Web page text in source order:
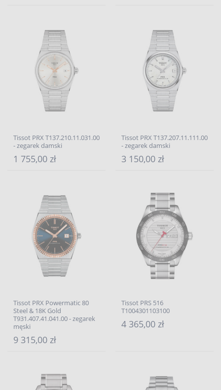
Tissot PRX T137.210.11.031.00
- zegarek damski
1 755,00 zł
Tissot PRX T137.207.11.111.00
- zegarek damski
3 150,00 zł
Tissot PRX Powermatic 80
Steel & 18K Gold
T931.407.41.041.00 - zegarek
męski
9 315,00 zł
Tissot PRS 516
T1004301103100
4 365,00 zł